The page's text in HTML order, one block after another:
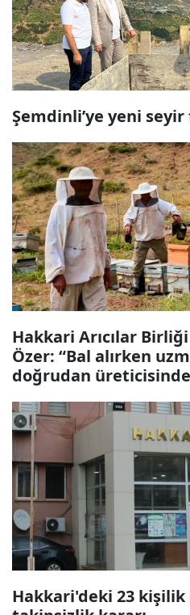
Şemdinli’ye yeni seyir
Hakkari Arıcılar Birliği
Özer: “Bal alırken
doğrudan
Hakkari'deki 23 kişilik